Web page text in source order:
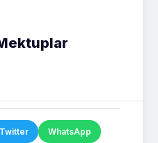
Twitter WhatsApp